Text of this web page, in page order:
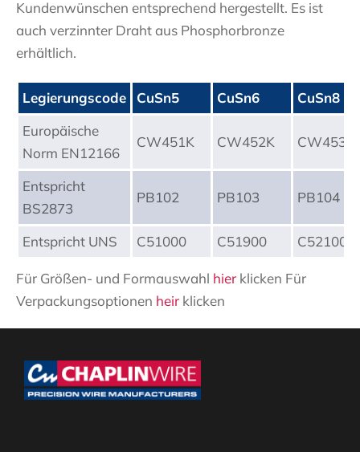
Kundenwünschen entsprechend hergestellt. Es ist
auch verzinnter Draht aus Phosphorbronze
erhältlich.
Legierungscode CuSn5 CuSn6
CuSn8
Europäische
Norm EN12166
CW451K CW452K CW453K
Entspricht
BS2873
PB102 PB103 PB104
Entspricht UNS C51000 C51900 C52100
Für Größen- und Formauswahl hier klicken Für
Verpackungsoptionen heir klicken